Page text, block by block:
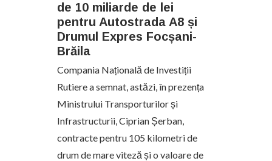
de 10 miliarde de lei
pentru Autostrada A8 și
Drumul Expres Focșani-
Brăila
Compania Națională de Investiții
Rutiere a semnat, astăzi, în prezența
Ministrului Transporturilor și
Infrastructurii, Ciprian Șerban,
contracte pentru 105 kilometri de
drum de mare viteză și o valoare de